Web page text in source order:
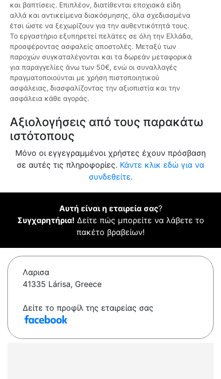
και βαπτίσεις. Επιπλέον, διατίθενται εποχιακά είδη
αλλά και αντικείμενα διακόσμησης, όλα σχεδιασμένα
έτσι ώστε να ξεχωρίζουν για την αυθεντικότητά τους.
Το εργαστήριο εξυπηρετεί πελάτες σε όλη την Ελλάδα,
προσφέροντας ασφαλείς αποστολές. Μεταξύ των
παροχών συγκαταλέγονται και τα δωρεάν μεταφορικά
για παραγγελίες άνω των 50€, ενώ οι συναλλαγές
πραγματοποιούνται με χρήση πιστοποιητικού
ασφάλειας, διασφαλίζοντας την αξιοπιστία και την
ασφάλεια κάθε αγοράς.
Αξιολογήσεις από τους παρακάτω
ιστότοπους
Μόνο οι εγγεγραμμένοι χρήστες έχουν πρόσβαση
σε αυτές τις πληροφορίες. Κάντε κλικ εδώ για να
συνδεθείτε.
Αυτή είναι η εταιρεία σας?
Συγχαρητήρια! Δείτε πώς μπορείτε να λάβετε το
πακέτο βραβείων!
Λαρισα
41335 Lárisa, Greece
Δείτε το προφίλ της εταιρείας σας